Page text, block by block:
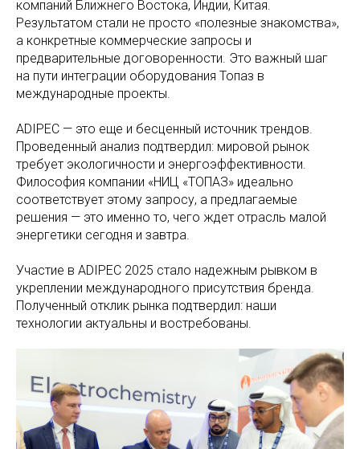
компаний Ближнего Востока, Индии, Китая.
Результатом стали не просто «полезные знакомства»,
а конкретные коммерческие запросы и
предварительные договоренности. Это важный шаг
на пути интеграции оборудования Топаз в
международные проекты.
ADIPEC — это еще и бесценный источник трендов.
Проведенный анализ подтвердил: мировой рынок
требует экологичности и энергоэффективности.
Философия компании «НИЦ «ТОПАЗ» идеально
соответствует этому запросу, а предлагаемые
решения — это именно то, чего ждет отрасль малой
энергетики сегодня и завтра.
Участие в ADIPEC 2025 стало надежным рывком в
укреплении международного присутствия бренда.
Полученный отклик рынка подтвердил: наши
технологии актуальны и востребованы.